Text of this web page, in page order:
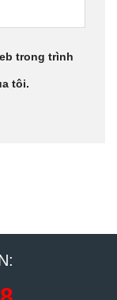
trong trình
tôi.